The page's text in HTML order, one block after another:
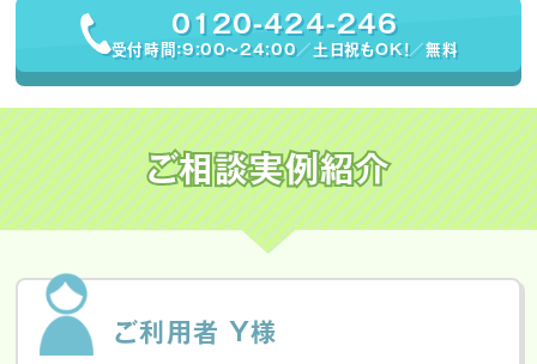
0120-424-246
受付時間：9:00〜24:00／土日祝もOK！／無料
ご相談実例紹介
ご利用者 Y様